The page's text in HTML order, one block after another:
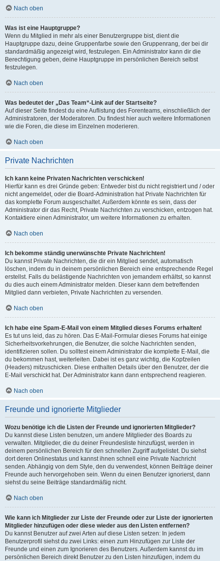
Nach oben
Was ist eine Hauptgruppe?
Wenn du Mitglied in mehr als einer Benutzergruppe bist, dient die
Hauptgruppe dazu, deine Gruppenfarbe sowie den Gruppenrang, der bei dir
standardmäßig angezeigt wird, festzulegen. Ein Administrator kann dir die
Berechtigung geben, deine Hauptgruppe im persönlichen Bereich selbst
festzulegen.
Nach oben
Was bedeutet der „Das Team“-Link auf der Startseite?
Auf dieser Seite findest du eine Auflistung des Forenteams, einschließlich der
Administratoren, der Moderatoren. Du findest hier auch weitere Informationen
wie die Foren, die diese im Einzelnen moderieren.
Nach oben
Private Nachrichten
Ich kann keine Privaten Nachrichten verschicken!
Hierfür kann es drei Gründe geben: Entweder bist du nicht registriert und / oder
nicht angemeldet, oder die Board-Administration hat Private Nachrichten für
das komplette Forum ausgeschaltet. Außerdem könnte es sein, dass der
Administrator dir das Recht, Private Nachrichten zu verschicken, entzogen hat.
Kontaktiere einen Administrator, um weitere Informationen zu erhalten.
Nach oben
Ich bekomme ständig unerwünschte Private Nachrichten!
Du kannst Private Nachrichten, die dir ein Mitglied sendet, automatisch
löschen, indem du in deinem persönlichen Bereich eine entsprechende Regel
erstellst. Falls du belästigende Nachrichten von jemandem erhältst, so kannst
du dies auch einem Administrator melden. Dieser kann dem betreffenden
Mitglied dann verbieten, Private Nachrichten zu versenden.
Nach oben
Ich habe eine Spam-E-Mail von einem Mitglied dieses Forums erhalten!
Es tut uns leid, das zu hören. Das E-Mail-Formular dieses Forums hat einige
Sicherheitsvorkehrungen, die Benutzer, die solche Nachrichten senden,
identifizieren sollen. Du solltest einem Administrator die komplette E-Mail, die
du bekommen hast, weiterleiten. Dabei ist es ganz wichtig, die Kopfzeilen
(Headers) mitzuschicken. Diese enthalten Details über den Benutzer, der die
E-Mail verschickt hat. Der Administrator kann dann entsprechend reagieren.
Nach oben
Freunde und ignorierte Mitglieder
Wozu benötige ich die Listen der Freunde und ignorierten Mitglieder?
Du kannst diese Listen benutzen, um andere Mitglieder des Boards zu
verwalten. Mitglieder, die du deiner Freundesliste hinzufügst, werden in
deinem persönlichen Bereich für den schnellen Zugriff aufgelistet. Du siehst
dort deren Onlinestatus und kannst ihnen schnell eine Private Nachricht
senden. Abhängig von dem Style, den du verwendest, können Beiträge deiner
Freunde auch hervorgehoben sein. Wenn du einen Benutzer ignorierst, dann
siehst du seine Beiträge standardmäßig nicht.
Nach oben
Wie kann ich Mitglieder zur Liste der Freunde oder zur Liste der ignorierten
Mitglieder hinzufügen oder diese wieder aus den Listen entfernen?
Du kannst Benutzer auf zwei Arten auf diese Listen setzen: In jedem
Benutzerprofil siehst du zwei Links: einen zum Hinzufügen zur Liste der
Freunde und einen zum Ignorieren des Benutzers. Außerdem kannst du im
persönlichen Bereich direkt Benutzer zu den Listen hinzufügen, indem du